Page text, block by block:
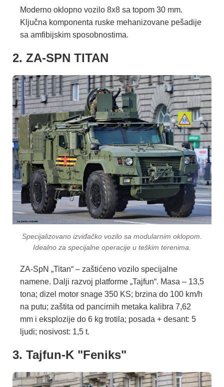
Moderno oklopno vozilo 8x8 sa topom 30 mm.
Ključna komponenta ruske mehanizovane pešadije
sa amfibijskim sposobnostima.
2. ZA-SPN TITAN
Specijalizovano izviđačko vozilo sa modularnim oklopom.
Idealno za specijalne operacije u teškim terenima.
ZA-SpN „Titan“ – zaštićeno vozilo specijalne
namene. Dalji razvoj platforme „Tajfun“. Masa – 13,5
tona; dizel motor snage 350 KS; brzina do 100 km/h
na putu; zaštita od pancirnih metaka kalibra 7,62
mm i eksplozije do 6 kg trotila; posada + desant: 5
ljudi; nosivost: 1,5 t.
3. Tajfun-K "Feniks"